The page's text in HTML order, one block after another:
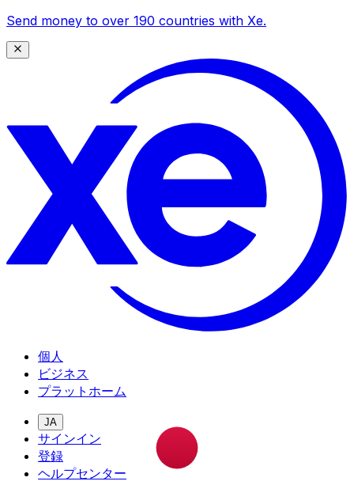
Send money to over 190 countries with Xe.
個人
ビジネス
プラットホーム
JA
サインイン
登録
ヘルプセンター